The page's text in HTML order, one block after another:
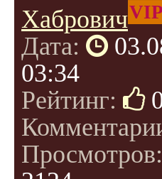
Хабрович
Дата:
03:34
Рейтинг: